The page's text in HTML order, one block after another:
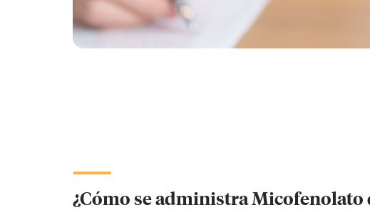
¿Cómo se administra Micofenolato